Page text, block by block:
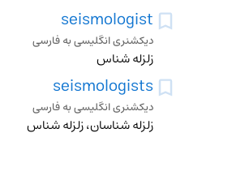
seismologist
دیکشنری انگلیسی به فارسی
زلزله شناس
seismologists
دیکشنری انگلیسی به فارسی
زلزله شناسان، زلزله شناس